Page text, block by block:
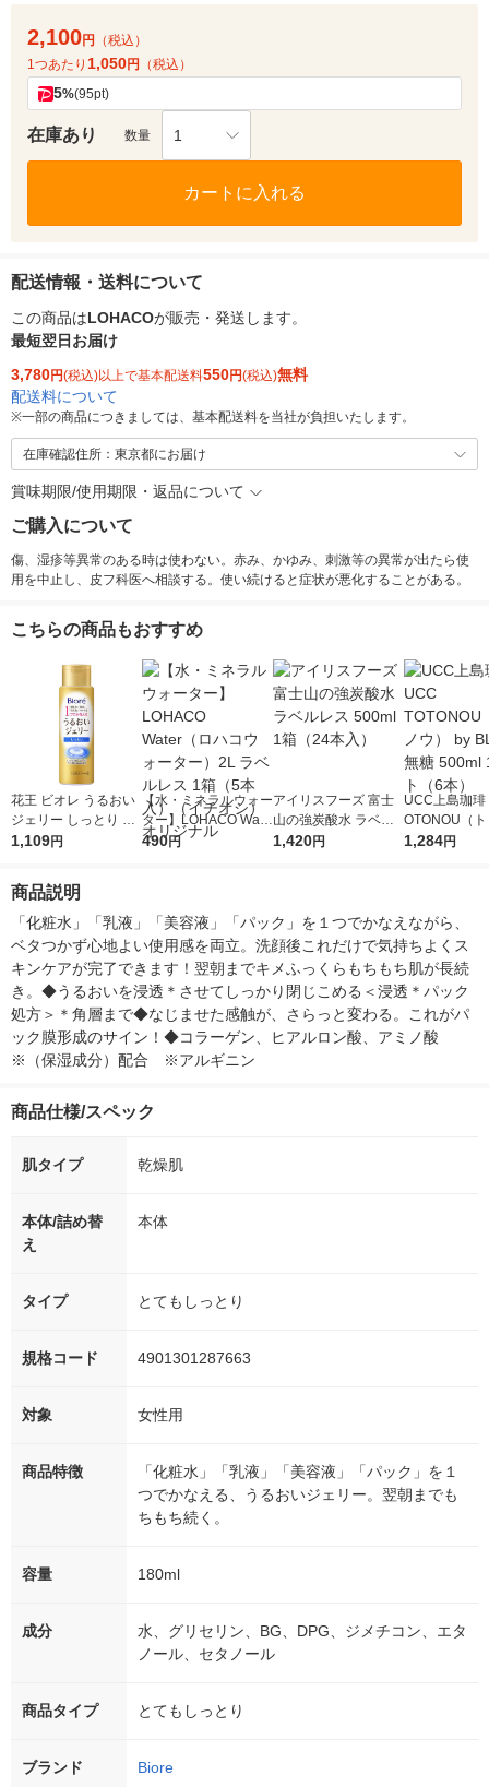
2,100円
（税込）
1つあたり 1,050円 （税込）
5%(95pt)
在庫あり 数量 1
カートに入れる
配送情報・送料について
この商品はLOHACOが販売・発送します。
最短翌日お届け
3,780円(税込)以上で基本配送料550円(税込)無料
配送料について
※一部の商品につきましては、基本配送料を当社が負担いたします。
在庫確認住所：東京都にお届け
賞味期限/使用期限・返品について
ご購入について
傷、湿疹等異常のある時は使わない。赤み、かゆみ、刺激等の異常が出たら使
用を中止し、皮フ科医へ相談する。使い続けると症状が悪化することがある。
こちらの商品もおすすめ
花王 ビオレ うるおい
ジェリー しっとり 本
体 180ml
1,109円
【水・ミネラルウォー
ター】LOHACO Wate
r（ロハコウォータ
490円
アイリスフーズ 富士
山の強炭酸水 ラベル
レス 500ml 1箱（24
1,420円
UCC上島珈琲
OTONOU（
ウ） by
1,284円
商品説明
「化粧水」「乳液」「美容液」「パック」を１つでかなえながら、
ベタつかず心地よい使用感を両立。洗顔後これだけで気持ちよくス
キンケアが完了できます！翌朝までキメふっくらもちもち肌が長続
き。◆うるおいを浸透＊させてしっかり閉じこめる＜浸透＊パック
処方＞＊角層まで◆なじませた感触が、さらっと変わる。これがパ
ック膜形成のサイン！◆コラーゲン、ヒアルロン酸、アミノ酸
※（保湿成分）配合　※アルギニン
商品仕様/スペック
肌タイプ 乾燥肌
本体/詰め替
え
本体
タイプ とてもしっとり
規格コード 4901301287663
対象 女性用
商品特徴
「化粧水」「乳液」「美容液」「パック」を１
つでかなえる、うるおいジェリー。翌朝までも
ちもち続く。
容量 180ml
成分
水、グリセリン、BG、DPG、ジメチコン、エタ
ノール、セタノール
商品タイプ とてもしっとり
ブランド Biore